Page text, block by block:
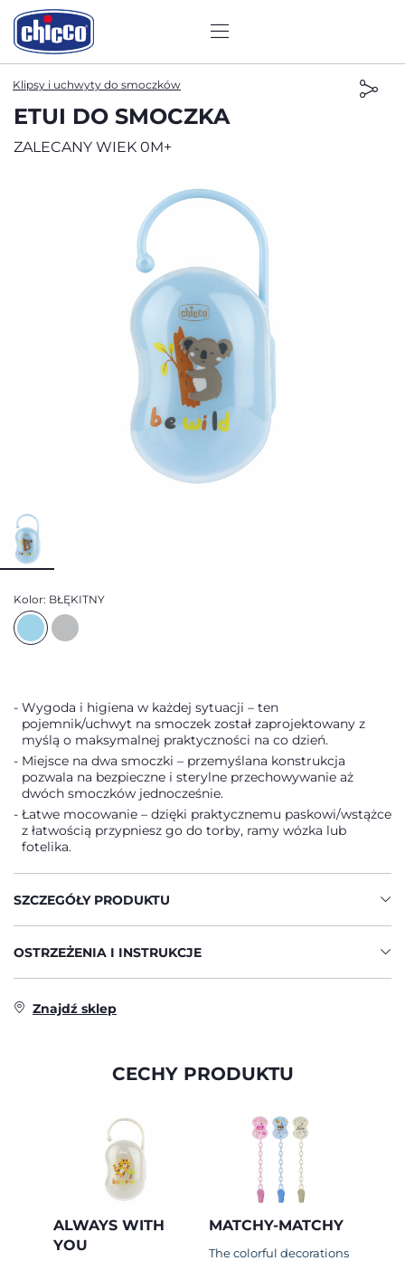
Klipsy i uchwyty do smoczków
ETUI DO SMOCZKA
ZALECANY WIEK 0M+
Kolor: BŁĘKITNY
Wygoda i higiena w każdej sytuacji – ten
pojemnik/uchwyt na smoczek został zaprojektowany z
myślą o maksymalnej praktyczności na co dzień.
Miejsce na dwa smoczki – przemyślana konstrukcja
pozwala na bezpieczne i sterylne przechowywanie aż
dwóch smoczków jednocześnie.
Łatwe mocowanie – dzięki praktycznemu paskowi/wstążce
z łatwością przypniesz go do torby, ramy wózka lub
fotelika.
SZCZEGÓŁY PRODUKTU
OSTRZEŻENIA I INSTRUKCJE
Znajdź sklep
CECHY PRODUKTU
ALWAYS WITH
YOU
MATCHY-MATCHY
The colorful decorations